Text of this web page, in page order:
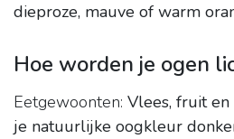
dieproze, mauve of warm
Hoe worden je ogen
Eetgewoonten: Vlees, fruit
je natuurlijke oogkleur